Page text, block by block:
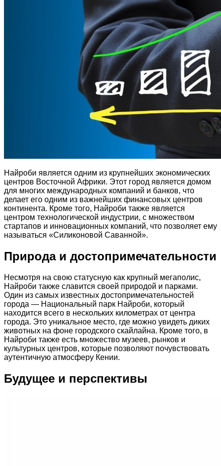
Найроби является одним из крупнейших экономических
центров Восточной Африки. Этот город является домом
для многих международных компаний и банков, что
делает его одним из важнейших финансовых центров
континента. Кроме того, Найроби также является
центром технологической индустрии, с множеством
стартапов и инновационных компаний, что позволяет ему
называться «Силиконовой Саванной».
Природа и достопримечательности
Несмотря на свою статусную как крупный мегаполис,
Найроби также славится своей природой и парками.
Один из самых известных достопримечательностей
города — Национальный парк Найроби, который
находится всего в нескольких километрах от центра
города. Это уникальное место, где можно увидеть диких
животных на фоне городского скайлайна. Кроме того, в
Найроби также есть множество музеев, рынков и
культурных центров, которые позволяют почувствовать
аутентичную атмосферу Кении.
Будущее и перспективы